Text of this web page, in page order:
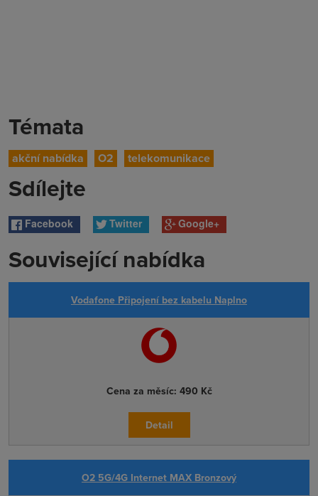
Témata
akční nabídka O2 telekomunikace
Sdílejte
Facebook Twitter Google+
Související nabídka
Vodafone Připojení bez kabelu Naplno
Cena za měsíc: 490 Kč
Detail
O2 5G/4G Internet MAX Bronzový